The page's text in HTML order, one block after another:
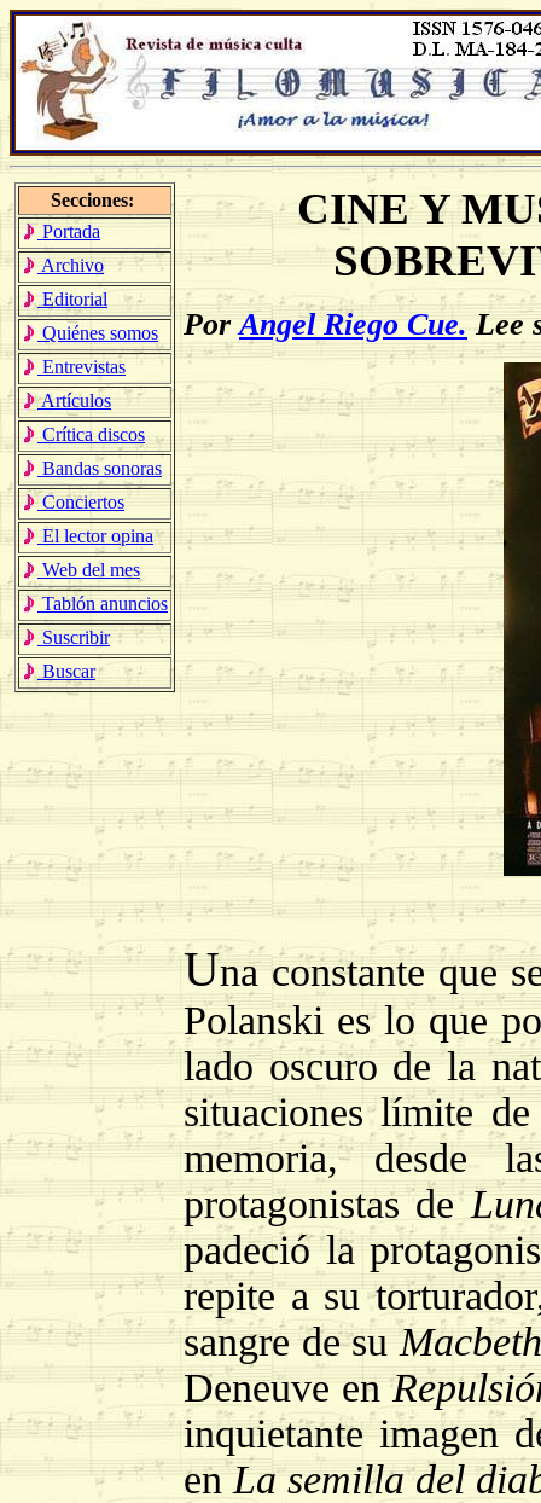
Secciones:
Portada
Archivo
Editorial
Quiénes somos
Entrevistas
Artículos
Crítica discos
Bandas sonoras
Conciertos
El lector opina
Web del mes
Tablón anuncios
Suscribir
Buscar
CINE Y
Por Angel Riego Cue. Lee
Una constante que
Polanski es lo que
lado oscuro de la
situaciones límite
memoria, desde
protagonistas de
padeció la
repite a su
sangre de suMacbeth
Deneuve en
inquietante imagen
enLa semilla del